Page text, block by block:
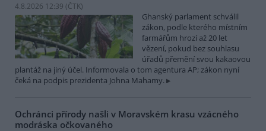
4.8.2026 12:39 (ČTK)
Ghanský parlament schválil
zákon, podle kterého místním
farmářům hrozí až 20 let
vězení, pokud bez souhlasu
úřadů přemění svou kakaovou
plantáž na jiný účel. Informovala o tom agentura AP; zákon nyní
čeká na podpis prezidenta Johna Mahamy.
Ochránci přírody našli v Moravském krasu vzácného
modráska očkovaného